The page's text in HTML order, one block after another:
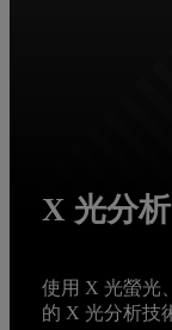
X 光分析
使用 X 光螢光
的 X 光分析技